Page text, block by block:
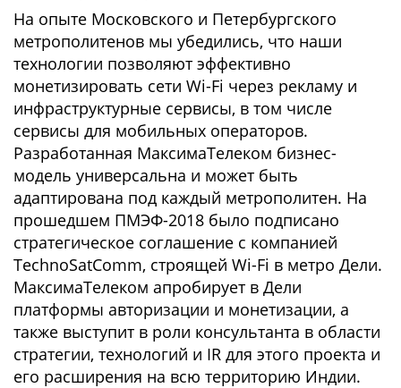
На опыте Московского и Петербургского
метрополитенов мы убедились, что наши
технологии позволяют эффективно
монетизировать сети Wi-Fi через рекламу и
инфраструктурные сервисы, в том числе
сервисы для мобильных операторов.
Разработанная МаксимаТелеком бизнес-
модель универсальна и может быть
адаптирована под каждый метрополитен. На
прошедшем ПМЭФ-2018 было подписано
стратегическое соглашение с компанией
TechnoSatComm, строящей Wi-Fi в метро Дели.
МаксимаТелеком апробирует в Дели
платформы авторизации и монетизации, а
также выступит в роли консультанта в области
стратегии, технологий и IR для этого проекта и
его расширения на всю территорию Индии.